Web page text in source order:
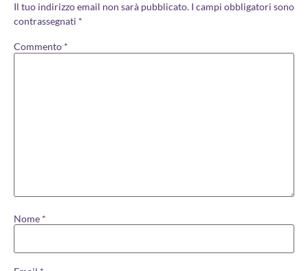
Il tuo indirizzo email non sarà pubblicato. I campi obbligatori sono
contrassegnati *
Commento *
Nome *